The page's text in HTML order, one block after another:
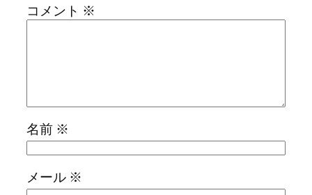
コメント ※
名前 ※
メール ※